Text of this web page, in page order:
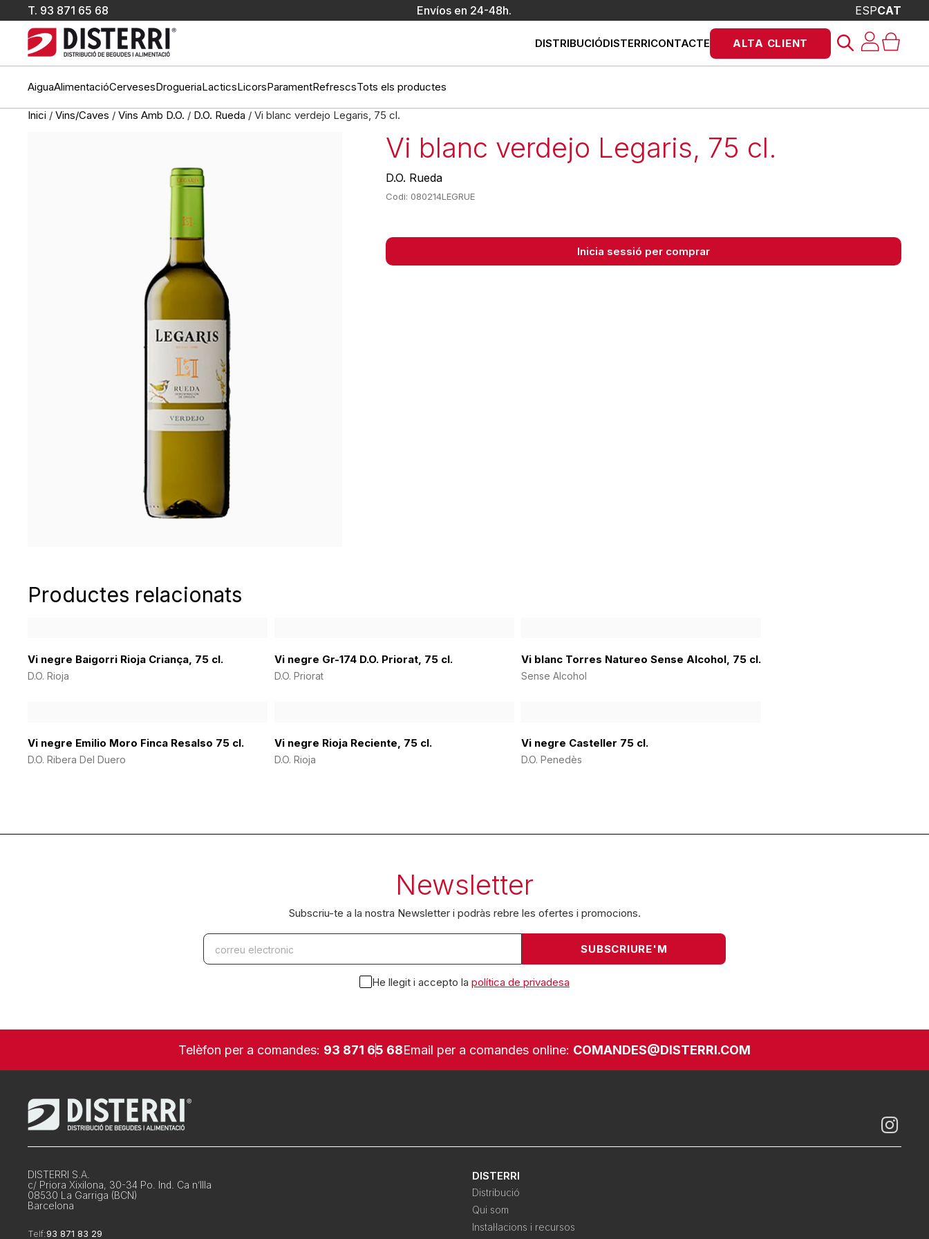
T. 93 871 65 68 Envíos en 24-48h. ESPCAT
DISTRIBUCIÓDISTERRICONTACTE
Products
search
ALTA CLIENT
AiguaAlimentacióCervesesDrogueriaLacticsLicorsParamentRefrescsTots els productes
Inici / Vins/Caves / Vins Amb D.O. / D.O. Rueda / Vi blanc verdejo Legaris, 75 cl.
Vi blanc verdejo Legaris, 75 cl.
D.O. Rueda
Codi: 080214LEGRUE
Inicia sessió per comprar
Productes relacionats
Vi negre Baigorri Rioja Criança, 75 cl.
D.O. Rioja
Vi negre Gr-174 D.O. Priorat, 75 cl.
D.O. Priorat
Vi blanc Torres Natureo Sense Alcohol, 75 cl.
Sense Alcohol
Vi negre Emilio Moro Finca Resalso 75 cl.
D.O. Ribera Del Duero
Vi negre Rioja Reciente, 75 cl.
D.O. Rioja
Vi negre Casteller 75 cl.
D.O. Penedès
Newsletter
Subscriu-te a la nostra Newsletter i podràs rebre les ofertes i promocions.
He llegit i accepto la política de privadesa
Telèfon per a comandes: 93 871 65 68Email per a comandes online: COMANDES@DISTERRI.COM
DISTERRI S.A.
c/ Priora Xixilona, 30-34 Po. Ind. Ca n’Illa
08530 La Garriga (BCN)
Barcelona
Telf:93 871 83 29
DISTERRI
Distribució
Qui som
Instal·lacions i recursos